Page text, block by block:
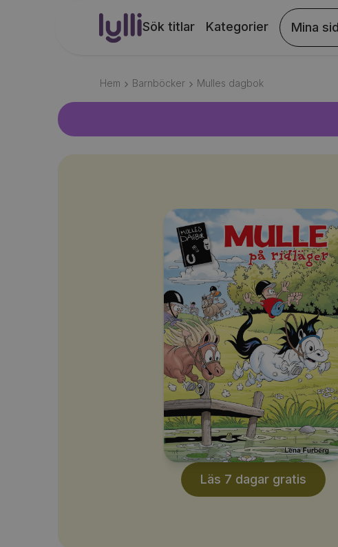
Sök titlar Kategorier Mina
Hem Barnböcker Mulles dagbok
Läs 7 dagar gratis